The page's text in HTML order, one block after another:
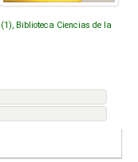
] (1), Biblioteca Ciencias de la